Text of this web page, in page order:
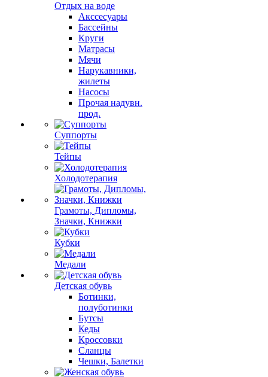
Отдых на воде
Акссесуары
Бассейны
Круги
Матрасы
Мячи
Нарукавники,
жилеты
Насосы
Прочая надувн.
прод.
Суппорты
Тейпы
Холодотерапия
Грамоты, Дипломы,
Значки, Книжки
Кубки
Медали
Детская обувь
Ботинки,
полуботинки
Бутсы
Кеды
Кроссовки
Сланцы
Чешки, Балетки